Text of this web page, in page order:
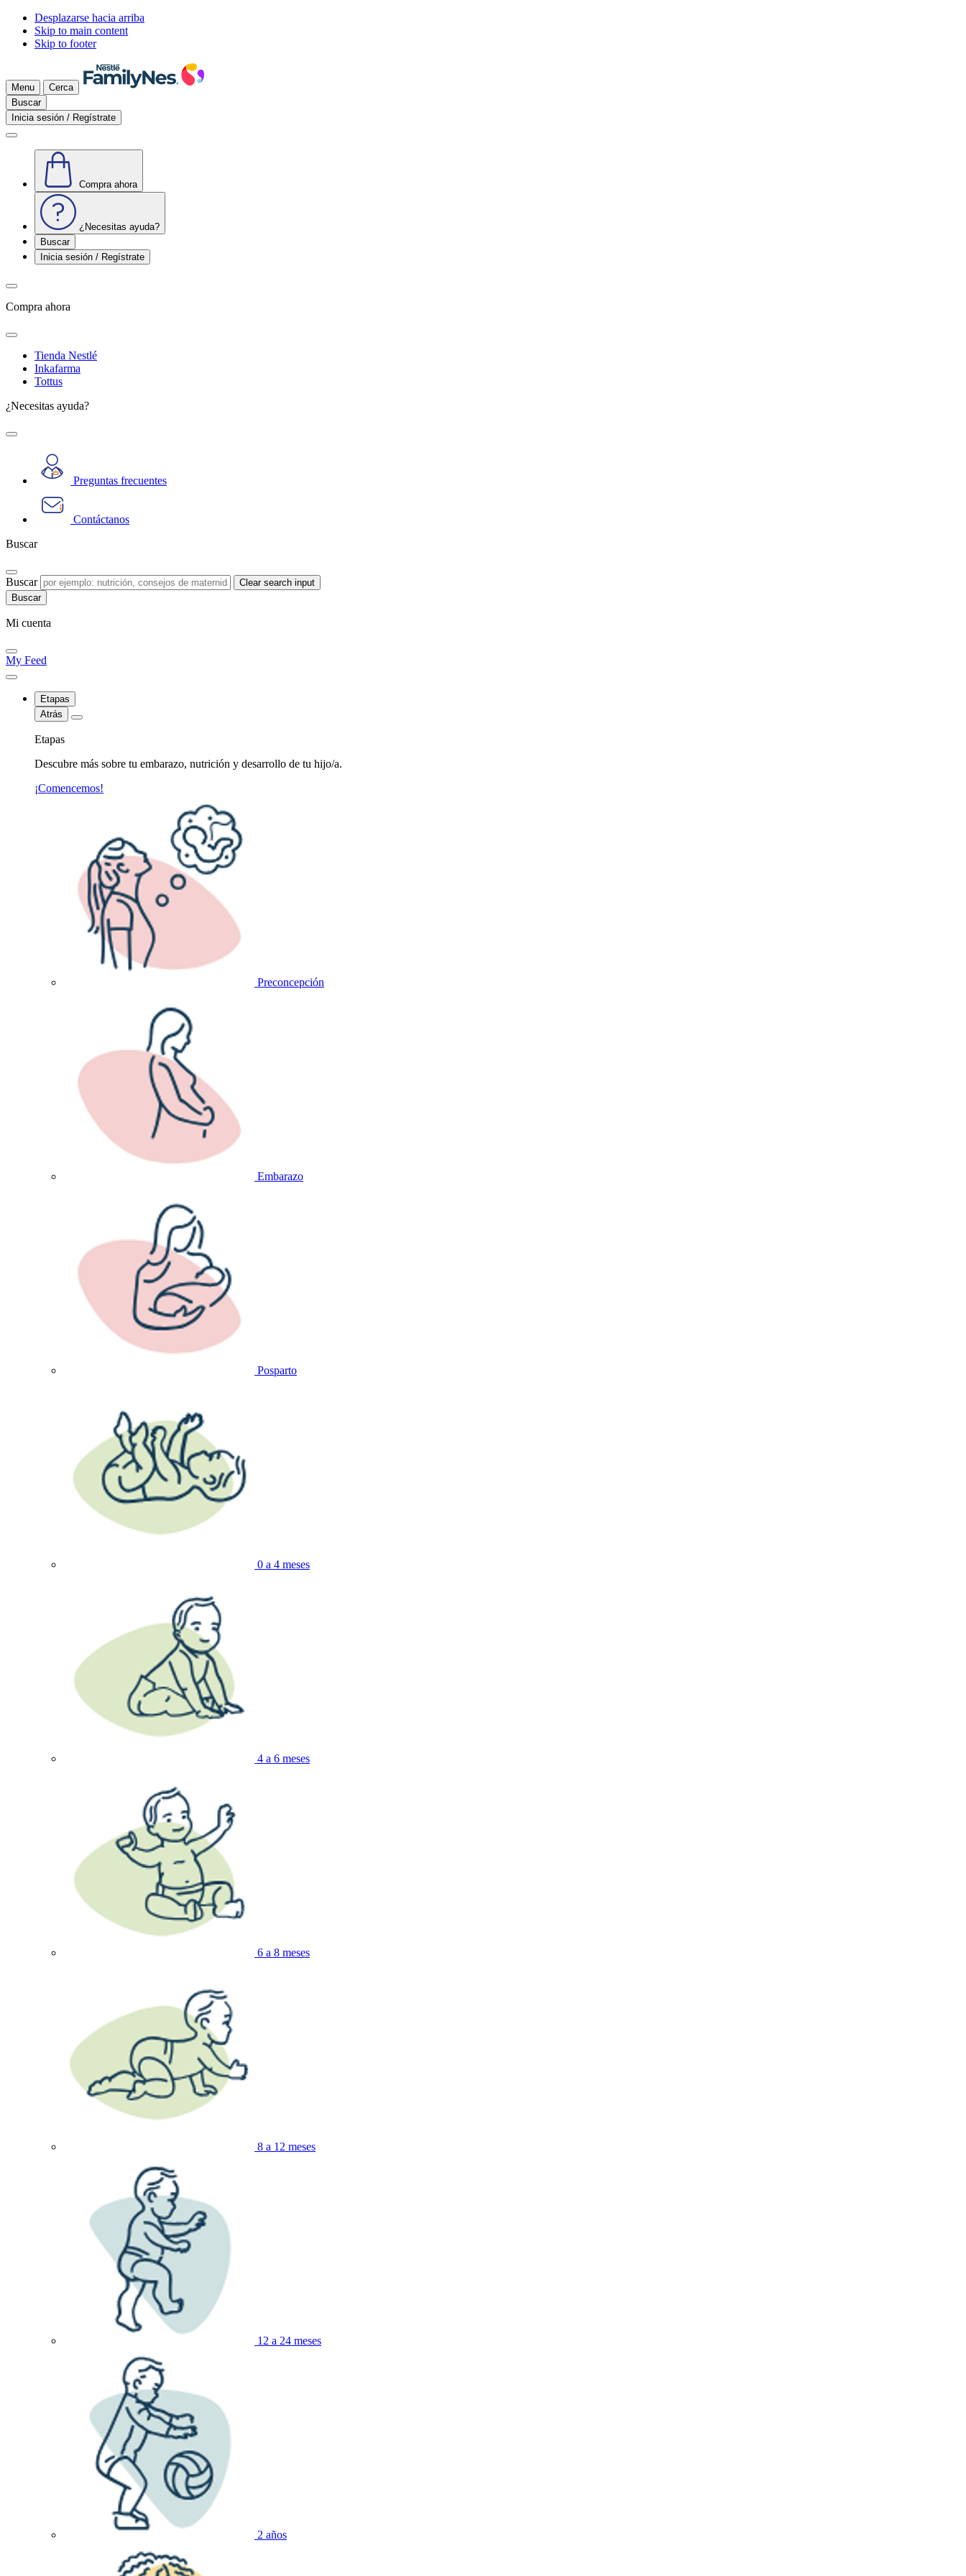
Desplazarse hacia arriba
Skip to main content
Skip to footer
Menu
Cerca
Buscar
Inicia sesión / Regístrate
Compra ahora
¿Necesitas ayuda?
Buscar
Inicia sesión / Regístrate
Compra ahora
Tienda Nestlé
Inkafarma
Tottus
¿Necesitas ayuda?
Preguntas frecuentes
Contáctanos
Buscar
Buscar Clear search input
Mi cuenta
My Feed
Etapas
Atrás
Etapas
Descubre más sobre tu embarazo, nutrición y desarrollo de tu hijo/a.
¡Comencemos!
Preconcepción
Embarazo
Posparto
0 a 4 meses
4 a 6 meses
6 a 8 meses
8 a 12 meses
12 a 24 meses
2 años